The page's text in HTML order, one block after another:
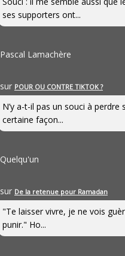
ses supporters ont...
Pascal Lamachère
sur POUR OU CONTRE TIKTOK ?
N’y a-t-il pas un souci à perdre
certaine façon...
Quelqu'un
sur De la retenue pour Ramadan
"Te laisser vivre, je ne vois
punir." Ho...